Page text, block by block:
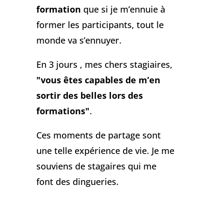
formation que si je m’ennuie à
former les participants, tout le
monde va s’ennuyer.
En 3 jours , mes chers stagiaires,
"vous êtes capables de m’en
sortir des belles lors des
formations".
Ces moments de partage sont
une telle expérience de vie. Je me
souviens de stagaires qui me
font des dingueries.